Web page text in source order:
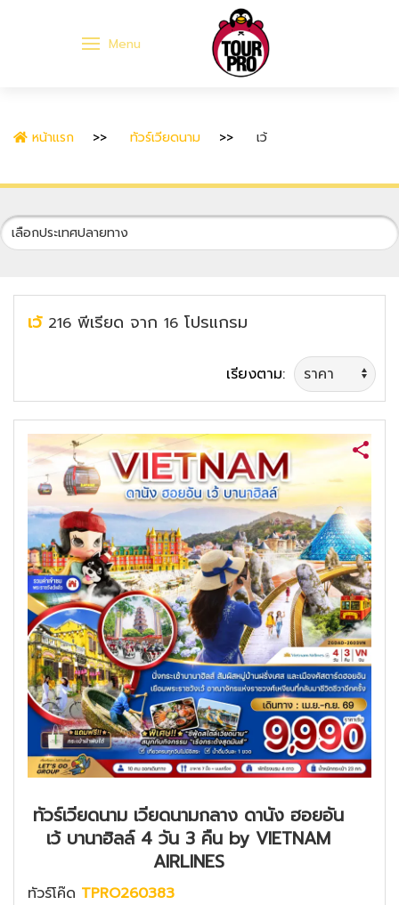
Menu
หน้าแรก ทัวร์เวียดนาม เว้
ค้นหาทัวร์
เว้ 216 พีเรียด จาก 16 โปรแกรม
เรียงตาม:
ทัวร์เวียดนาม เวียดนามกลาง ดานัง ฮอยอัน
เว้ บานาฮิลล์ 4 วัน 3 คืน by VIETNAM
AIRLINES
ทัวร์โค๊ด TPRO260383